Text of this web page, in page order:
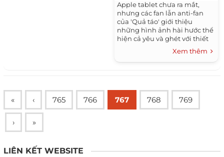
Apple tablet chưa ra mắt,
nhưng các fan lẫn anti-fan
của 'Quả táo' giới thiệu
những hình ảnh hài hước thể
hiện cả yêu và ghét với thiết
bị này bằng Photoshop.
Xem thêm
« ‹ 765 766 767 768 769
› »
LIÊN KẾT WEBSITE